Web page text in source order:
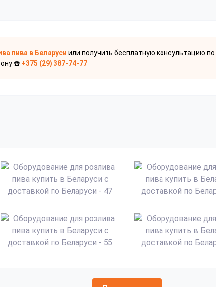
пива в Беларуси или получить бесплатную консультацию по
☎️ +375 (29) 387-74-77